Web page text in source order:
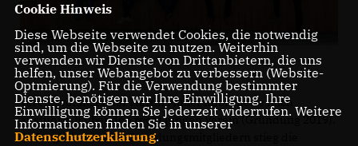
Vereinsvorsitzender Martin Müller informierte mich
ausführlich über den recht jungen Verein (Gründung 2019).
Anfänglich von acht Gründungsmitgliedern stieg die
Cookie Hinweis
Diese Webseite verwendet Cookies, die notwendig
sind, um die Webseite zu nutzen. Weiterhin
verwenden wir Dienste von Drittanbietern, die uns
helfen, unser Webangebot zu verbessern (Website-
Optmierung). Für die Verwendung bestimmter
Dienste, benötigen wir Ihre Einwilligung. Ihre
Einwilligung können Sie jederzeit widerrufen. Weitere
Informationen finden Sie in unserer
Datenschutzerklärung.